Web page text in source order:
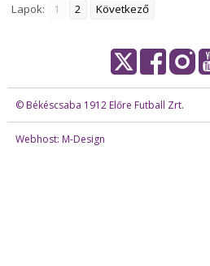
Lapok: 1 2 Következő
© Békéscsaba 1912 Előre Futball Zrt.
Webhost: M-Design